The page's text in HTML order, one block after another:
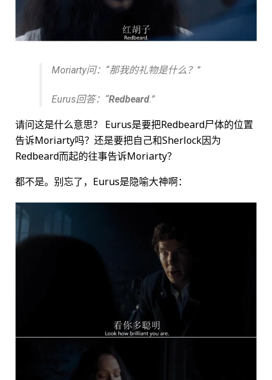
Moriarty问：“那我的礼物是什么？”
Eurus回答：“Redbeard .”
请问这是什么意思？ Eurus是要把Redbeard尸体的位置
告诉Moriarty吗？还是要把自己和Sherlock因为
Redbeard而起的往事告诉Moriarty？
都不是。别忘了，Eurus是隐喻大神啊：